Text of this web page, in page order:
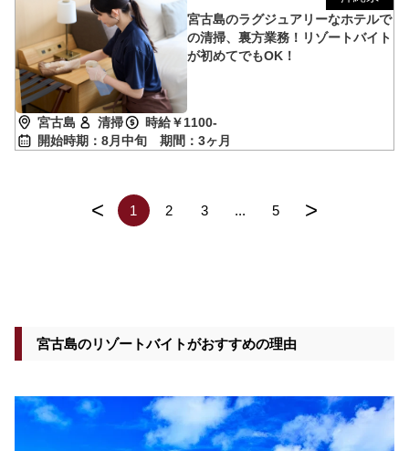
宮古島のラグジュアリーなホテルで
の清掃、裏方業務！リゾートバイト
が初めてでもOK！
宮古島 清掃
時給￥1100-
開始時期：8月中旬 期間：3ヶ月
< 1 2 3 ... 5 >
宮古島のリゾートバイトがおすすめの理由